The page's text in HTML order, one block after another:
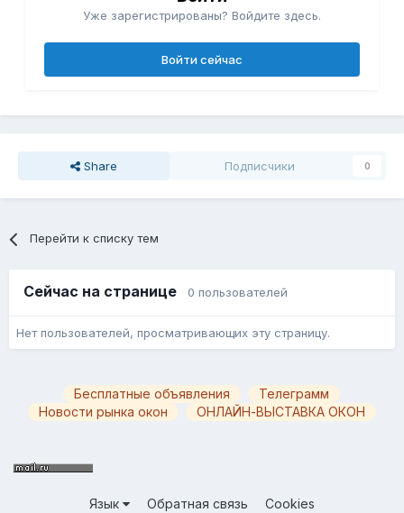
Уже зарегистрированы? Войдите здесь.
Войти сейчас
Share Подписчики 0
Перейти к списку тем
Сейчас на странице 0 пользователей
Нет пользователей, просматривающих эту страницу.
Бесплатные объявления
Телеграмм
Новости рынка окон
ОНЛАЙН-ВЫСТАВКА ОКОН
Язык Обратная связь Cookies